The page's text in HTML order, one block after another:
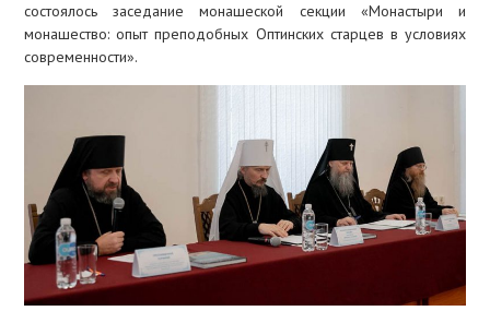
ОБРАЗОВАНИЕ
»
КОНТАКТЫ
состоялось заседание монашеской секции «Монастыри и
монашество: опыт преподобных Оптинских старцев в условиях
современности».